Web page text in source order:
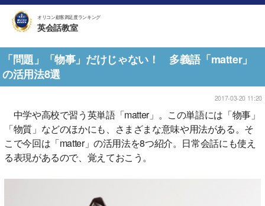
オリコン顧客満足度ランキング
英会話教室
「問題」「物事」だけじゃない！ 多義語「matter」
の活用法8選
2017-03-20 11:20
中学や高校で習う英単語「matter」。この単語には「物事」
「物質」などのほかにも、さまざまな意味や用法がある。そ
こで今回は「matter」の活用法を8つ紹介。日常会話にも使え
る表現があるので、覚えておこう。